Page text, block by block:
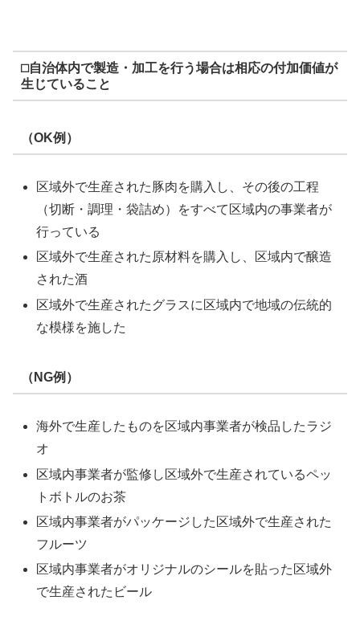
⬜︎自治体内で製造・加工を行う場合は相応の付加価値が
生じていること
（OK例）
区域外で生産された豚肉を購入し、その後の工程
（切断・調理・袋詰め）をすべて区域内の事業者が
行っている
区域外で生産された原材料を購入し、区域内で醸造
された酒
区域外で生産されたグラスに区域内で地域の伝統的
な模様を施した
（NG例）
海外で生産したものを区域内事業者が検品したラジ
オ
区域内事業者が監修し区域外で生産されているペッ
トボトルのお茶
区域内事業者がパッケージした区域外で生産された
フルーツ
区域内事業者がオリジナルのシールを貼った区域外
で生産されたビール